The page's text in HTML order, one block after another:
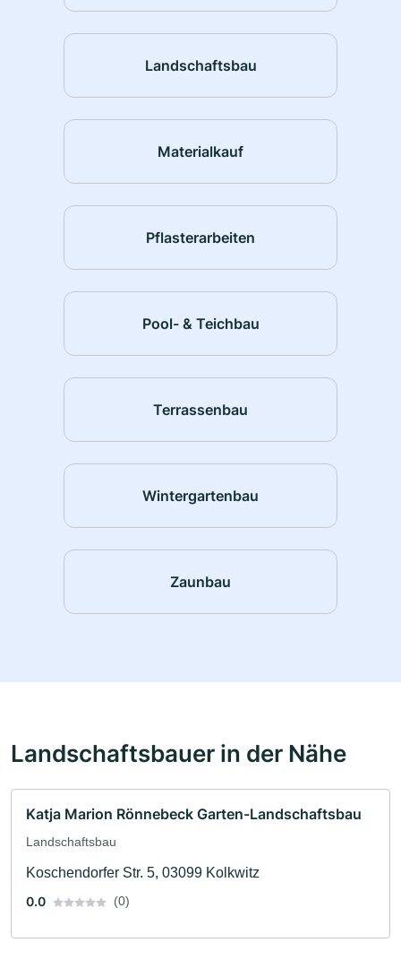
Landschaftsbau
Materialkauf
Pflasterarbeiten
Pool- & Teichbau
Terrassenbau
Wintergartenbau
Zaunbau
Landschaftsbauer in der Nähe
Katja Marion Rönnebeck Garten-Landschaftsbau
Landschaftsbau
Koschendorfer Str. 5, 03099 Kolkwitz
0.0
(0)